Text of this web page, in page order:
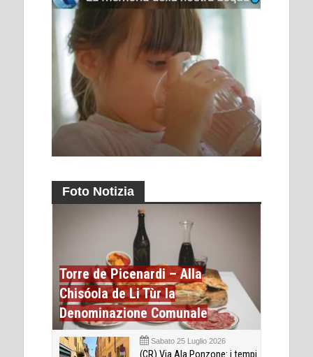
Foto Notizia
Torre de Picenardi – Alla
Chisóola de Li Tùr la
Denominazione Comunale
Sabato 25 Luglio 2026
(CR) Via Ala Ponzone: i tempi